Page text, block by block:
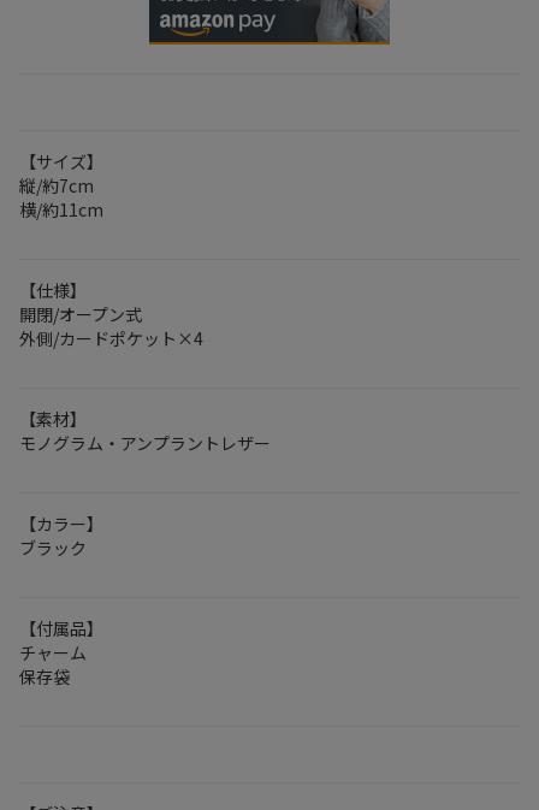
【サイズ】
縦/約7cm
横/約11cm
【仕様】
開閉/オープン式
外側/カードポケット×4
【素材】
モノグラム・アンプラントレザー
【カラー】
ブラック
【付属品】
チャーム
保存袋